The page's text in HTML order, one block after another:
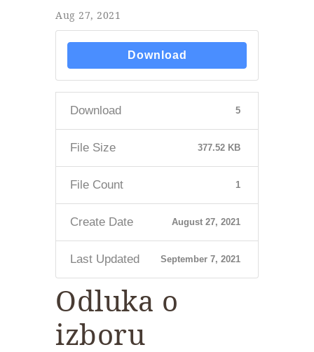
Aug 27, 2021
Download
Download 5
File Size 377.52 KB
File Count 1
Create Date August 27, 2021
Last Updated September 7, 2021
Odluka o
izboru